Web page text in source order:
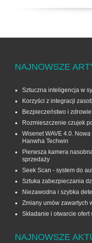
NAJNOWSZE
Sztuczna inteligencja w
Korzyści z integracji
Bezpieczeństwo i
Rozmieszczenie czujek
Wisenet WAVE 4.0.
Hanwha Techwin
Pierwsza kamera
sprzedaży
Seek Scan - system do
Sztuka zabezpieczania
Niezawodna i szybka
Zmiany umów zawartych
Składanie i otwarcie
NAJNOWSZE